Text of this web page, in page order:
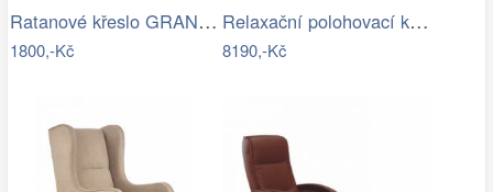
Ratanové křeslo GRANADA - světlé II…
1800,-Kč
Relaxační polohovací křeslo, hnědá…
8190,-Kč